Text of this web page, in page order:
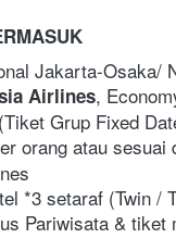
Jakarta-Osaka/
Airlines,
Grup Fixed
orang atau sesuai
*3 setaraf (Twin /
Pariwisata & tiket